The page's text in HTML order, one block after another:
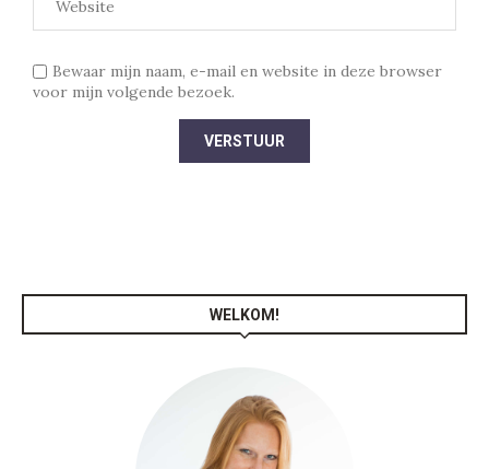
Bewaar mijn naam, e-mail en website in deze browser
voor mijn volgende bezoek.
WELKOM!